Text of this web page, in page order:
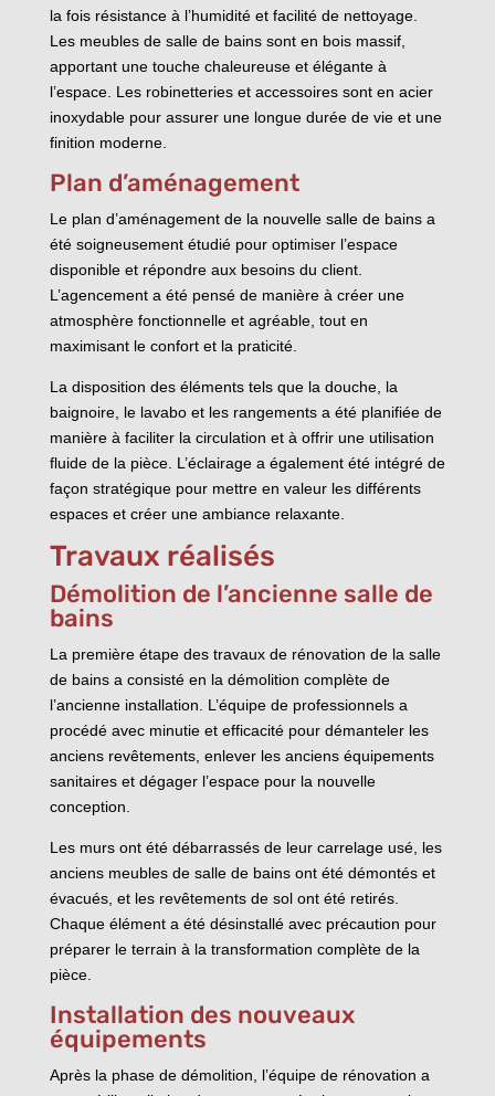
la fois résistance à l’humidité et facilité de nettoyage.
Les meubles de salle de bains sont en bois massif,
apportant une touche chaleureuse et élégante à
l’espace. Les robinetteries et accessoires sont en acier
inoxydable pour assurer une longue durée de vie et une
finition moderne.
Plan d’aménagement
Le plan d’aménagement de la nouvelle salle de bains a
été soigneusement étudié pour optimiser l’espace
disponible et répondre aux besoins du client.
L’agencement a été pensé de manière à créer une
atmosphère fonctionnelle et agréable, tout en
maximisant le confort et la praticité.
La disposition des éléments tels que la douche, la
baignoire, le lavabo et les rangements a été planifiée de
manière à faciliter la circulation et à offrir une utilisation
fluide de la pièce. L’éclairage a également été intégré de
façon stratégique pour mettre en valeur les différents
espaces et créer une ambiance relaxante.
Travaux réalisés
Démolition de l’ancienne salle de
bains
La première étape des travaux de rénovation de la salle
de bains a consisté en la démolition complète de
l’ancienne installation. L’équipe de professionnels a
procédé avec minutie et efficacité pour démanteler les
anciens revêtements, enlever les anciens équipements
sanitaires et dégager l’espace pour la nouvelle
conception.
Les murs ont été débarrassés de leur carrelage usé, les
anciens meubles de salle de bains ont été démontés et
évacués, et les revêtements de sol ont été retirés.
Chaque élément a été désinstallé avec précaution pour
préparer le terrain à la transformation complète de la
pièce.
Installation des nouveaux
équipements
Après la phase de démolition, l’équipe de rénovation a